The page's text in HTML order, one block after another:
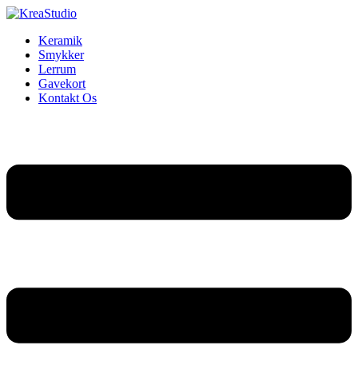
Keramik
Smykker
Lerrum
Gavekort
Kontakt Os